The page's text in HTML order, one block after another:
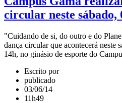
circular neste sábado,
"Cuidando de si, do outro e do
dança circular que acontecerá neste
14h, no ginásio de esporte do
Escrito por
publicado
03/06/14
11h49